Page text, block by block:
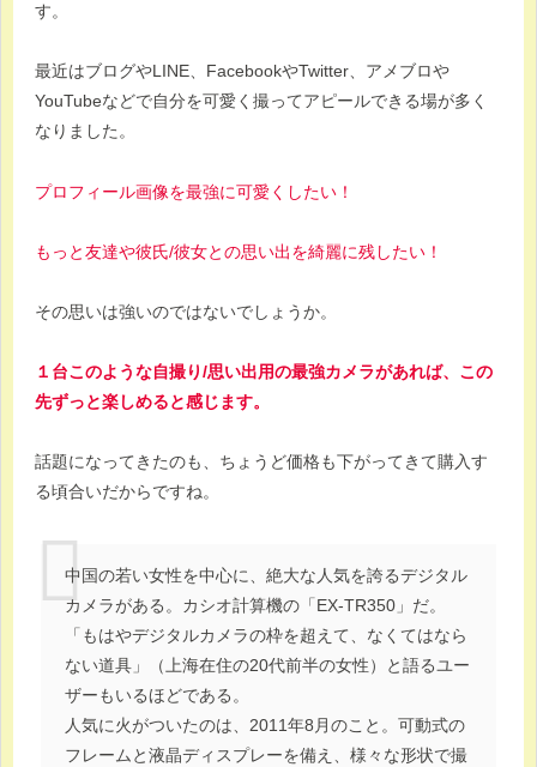
す。
最近はブログやLINE、FacebookやTwitter、アメブロや
YouTubeなどで自分を可愛く撮ってアピールできる場が多く
なりました。
プロフィール画像を最強に可愛くしたい！
もっと友達や彼氏/彼女との思い出を綺麗に残したい！
その思いは強いのではないでしょうか。
１台このような自撮り/思い出用の最強カメラがあれば、この
先ずっと楽しめると感じます。
話題になってきたのも、ちょうど価格も下がってきて購入す
る頃合いだからですね。
中国の若い女性を中心に、絶大な人気を誇るデジタル
カメラがある。カシオ計算機の「EX-TR350」だ。
「もはやデジタルカメラの枠を超えて、なくてはなら
ない道具」（上海在住の20代前半の女性）と語るユー
ザーもいるほどである。
人気に火がついたのは、2011年8月のこと。可動式の
フレームと液晶ディスプレーを備え、様々な形状で撮